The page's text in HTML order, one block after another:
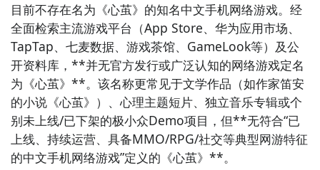
目前不存在名为《心茧》的知名中文手机网络游戏。经
全面检索主流游戏平台（App Store、华为应用市场、
TapTap、七麦数据、游戏茶馆、GameLook等）及公
开资料库，**并无官方发行或广泛认知的网络游戏定名
为《心茧》**。该名称更常见于文学作品（如作家笛安
的小说《心茧》）、心理主题短片、独立音乐专辑或个
别未上线/已下架的极小众Demo项目，但**无符合“已
上线、持续运营、具备MMO/RPG/社交等典型网游特征
的中文手机网络游戏”定义的《心茧》**。